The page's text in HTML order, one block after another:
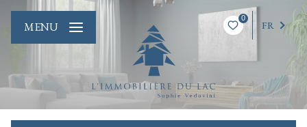
0
FR
MENU